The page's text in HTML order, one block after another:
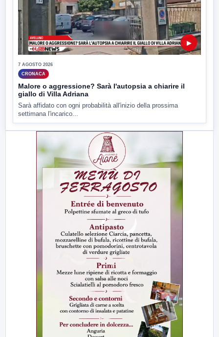
▶
7 AGOSTO 2026
CRONACA
Malore o aggressione? Sarà l'autopsia a chiarire il
giallo di Villa Adriana
Sarà affidato con ogni probabilità all'inizio della prossima
settimana l'incarico...